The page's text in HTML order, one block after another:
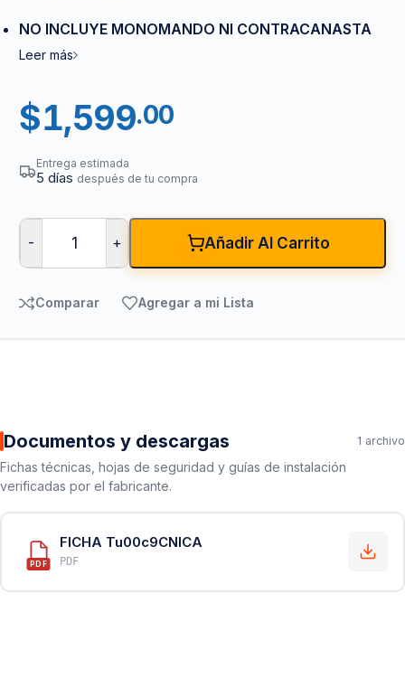
NO INCLUYE MONOMANDO NI CONTRACANASTA
Leer más
$1,599.00
Entrega estimada
5 días después de tu compra
- + Añadir Al Carrito
Comparar Agregar a mi Lista
Documentos y descargas 1 archivo
Fichas técnicas, hojas de seguridad y guías de instalación
verificadas por el fabricante.
PDF
FICHA Tu00c9CNICA
PDF